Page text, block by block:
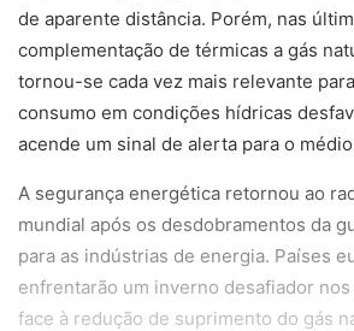
de aparente distância. Porém, nas
complementação de térmicas a gás
tornou-se cada vez mais relevante
consumo em condições hídricas
acende um sinal de alerta para o
A segurança energética retornou ao
mundial após os desdobramentos da
para as indústrias de energia. Países
enfrentarão um inverno desafiador
face à redução de suprimento do gás